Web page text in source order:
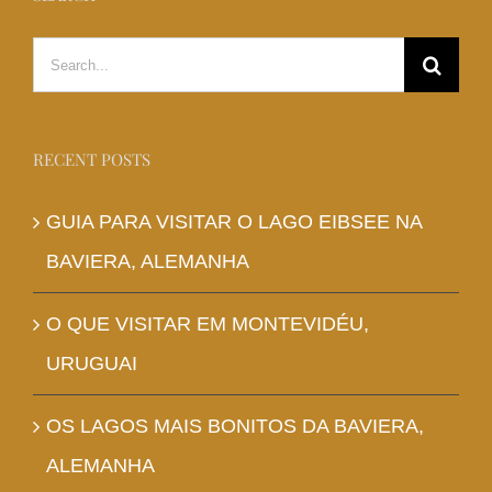
Search
for:
RECENT POSTS
GUIA PARA VISITAR O LAGO EIBSEE NA
BAVIERA, ALEMANHA
O QUE VISITAR EM MONTEVIDÉU,
URUGUAI
OS LAGOS MAIS BONITOS DA BAVIERA,
ALEMANHA